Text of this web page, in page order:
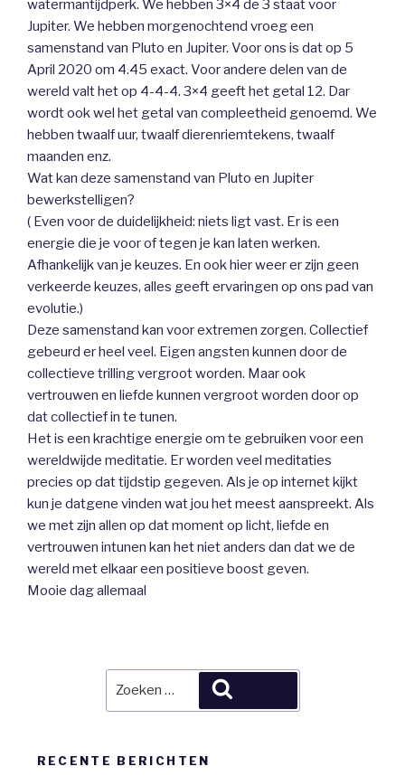
watermantijdperk. We hebben 3×4 de 3 staat voor
Jupiter. We hebben morgenochtend vroeg een
samenstand van Pluto en Jupiter. Voor ons is dat op 5
April 2020 om 4.45 exact. Voor andere delen van de
wereld valt het op 4-4-4. 3×4 geeft het getal 12. Dar
wordt ook wel het getal van compleetheid genoemd. We
hebben twaalf uur, twaalf dierenriemtekens, twaalf
maanden enz.
Wat kan deze samenstand van Pluto en Jupiter
bewerkstelligen?
( Even voor de duidelijkheid: niets ligt vast. Er is een
energie die je voor of tegen je kan laten werken.
Afhankelijk van je keuzes. En ook hier weer er zijn geen
verkeerde keuzes, alles geeft ervaringen op ons pad van
evolutie.)
Deze samenstand kan voor extremen zorgen. Collectief
gebeurd er heel veel. Eigen angsten kunnen door de
collectieve trilling vergroot worden. Maar ook
vertrouwen en liefde kunnen vergroot worden door op
dat collectief in te tunen.
Het is een krachtige energie om te gebruiken voor een
wereldwijde meditatie. Er worden veel meditaties
precies op dat tijdstip gegeven. Als je op internet kijkt
kun je datgene vinden wat jou het meest aanspreekt. Als
we met zijn allen op dat moment op licht, liefde en
vertrouwen intunen kan het niet anders dan dat we de
wereld met elkaar een positieve boost geven.
Mooie dag allemaal
RECENTE BERICHTEN